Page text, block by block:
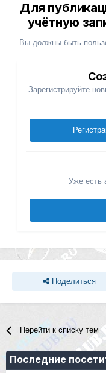
Для
учётную
Вы должны быть
Зарегистрируйте
Уже есть
Поделиться
Перейти к списку тем
Последние